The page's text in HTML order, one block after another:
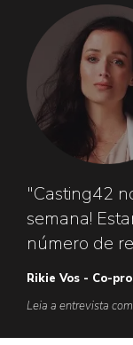
"Casting42
semana!
número de
Rikie Vos - Co-
Leia a entrevista